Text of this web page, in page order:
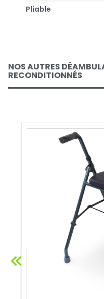
Pliable
NOS AUTRES
RECONDITIONNÉS